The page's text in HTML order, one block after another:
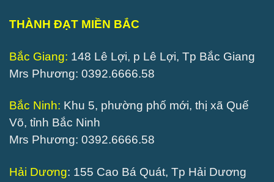
THÀNH ĐẠT MIỀN BẮC
Bắc Giang: 148 Lê Lợi, p Lê Lợi, Tp Bắc Giang
Mrs Phương: 0392.6666.58
Bắc Ninh: Khu 5, phường phố mới, thị xã Quế
Võ, tỉnh Bắc Ninh
Mrs Phương: 0392.6666.58
Hải Dương: 155 Cao Bá Quát, Tp Hải Dương